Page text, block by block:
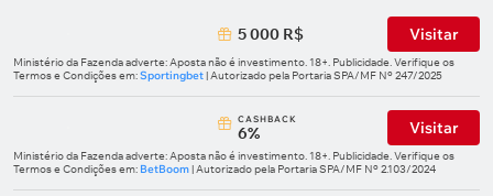
5 000 R$ Visitar
Ministério da Fazenda adverte: Aposta não é investimento. 18+. Publicidade. Verifique os
Termos e Condições em:Sportingbet| Autorizado pela Portaria SPA/MF Nº 247/2025
СASHBACK
6% Visitar
Ministério da Fazenda adverte: Aposta não é investimento. 18+. Publicidade. Verifique os
Termos e Condições em: BetBoom| Autorizado pela Portaria SPA/MF Nº 2.103/2024